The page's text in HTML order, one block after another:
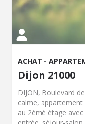
ACHAT -
Dijon 21000
DIJON, Boulevard
calme, appartement
au 2èmé étage